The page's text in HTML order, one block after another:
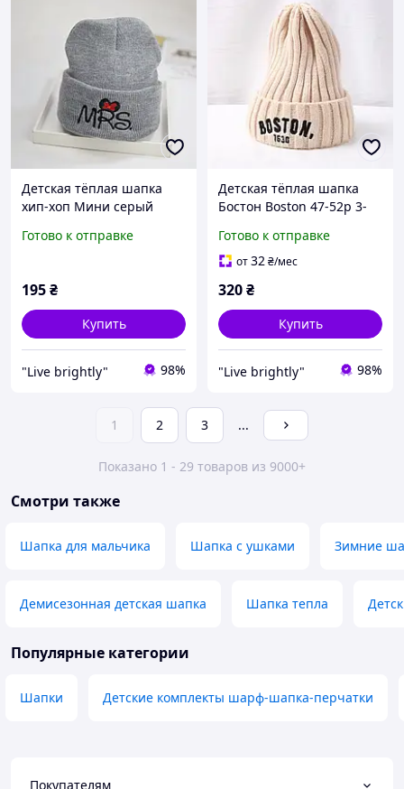
Детская тёплая шапка
хип-хоп Мини серый
Готово к отправке
195₴
Купить
"Live brightly" 98%
Детская тёплая шапка
Бостон Boston 47-52р 3-
Готово к отправке
от32₴/мес
320₴
Купить
"Live brightly" 98%
1 2 3 ...
Показано 1 - 29 товаров из 9000+
Смотри также
Шапка для мальчика Шапка с ушками Зимние
Демисезонная детская шапка Шапка тепла
Популярные категории
Шапки Детские комплекты шарф-шапка-перчатки
Покупателям